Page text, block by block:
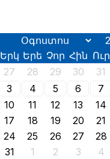
Երկ Երե Չոր Հին Ուր
27
28 29 30 31
3
4 5 6 7
10
11 12 13 14
17
18 19 20 21
24
25 26 27 28
31
1 2 3 4